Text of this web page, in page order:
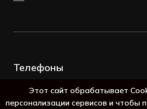
Телефоны
8 (800) 250-69-39
Этот сайт обрабатывает
персонализации сервисов и чтобы